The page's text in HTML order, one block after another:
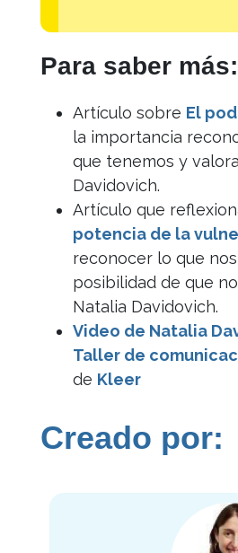
Para saber más:
Artículo sobre El
la importancia
que tenemos y
Davidovich.
Artículo que
potencia de la
reconocer lo que
posibilidad de que
Natalia Davidovich.
Video de Natalia
Taller de
de Kleer
Creado por: